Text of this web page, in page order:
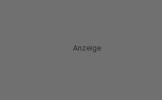
Anzeige